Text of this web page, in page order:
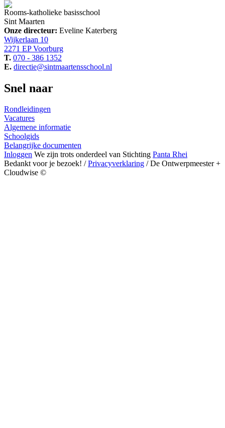
Rooms-katholieke basisschool
Sint Maarten
Onze directeur: Eveline Katerberg
Wijkerlaan 10
2271 EP Voorburg
T. 070 - 386 1352
E. directie@sintmaartensschool.nl
Snel naar
Rondleidingen
Vacatures
Algemene informatie
Schoolgids
Belangrijke documenten
Inloggen We zijn trots onderdeel van Stichting Panta Rhei
Bedankt voor je bezoek! /Privacyverklaring / De Ontwerpmeester +
Cloudwise ©